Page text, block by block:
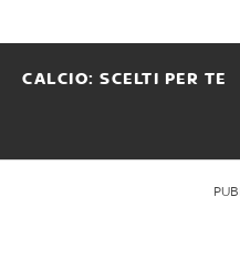
CALCIO: SCELTI PER TE